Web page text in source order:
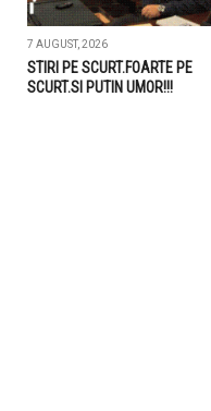
7 AUGUST, 2026
STIRI PE SCURT.FOARTE PE
SCURT.SI PUTIN UMOR!!!